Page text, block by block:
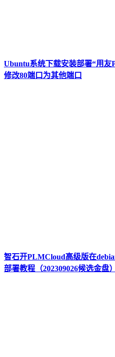
Ubuntu系统下载安装部署“用
修改80端口为其他端口
智石开PLMCloud高级版在
部署教程（202309026候选金盘）